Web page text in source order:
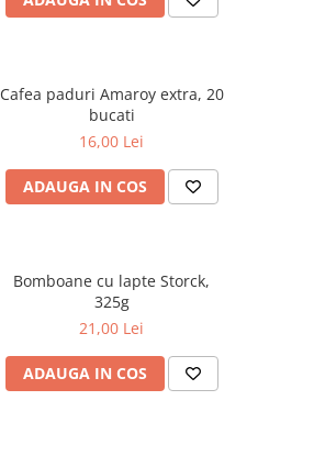
Cafea paduri Amaroy extra, 20
bucati
16,00 Lei
ADAUGA IN COS
Bomboane cu lapte Storck,
325g
21,00 Lei
ADAUGA IN COS